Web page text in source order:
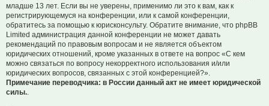
младше 13 лет. Если вы не уверены, применимо ли это к вам, как к
регистрирующемуся на конференции, или к самой конференции,
обратитесь за помощью к юрисконсульту. Обратите внимание, что phpBB
Limited администрация данной конференции не может давать
рекомендаций по правовым вопросам и не является объектом
юридических отношений, кроме указанных в ответе на вопрос «С кем
можно связаться по вопросу некорректного использования и/или
юридических вопросов, связанных с этой конференцией?».
Примечание переводчика: в России данный акт не имеет юридической
силы.